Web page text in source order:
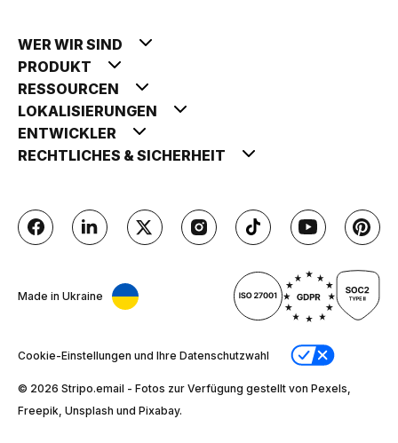
WER WIR SIND
PRODUKT
RESSOURCEN
LOKALISIERUNGEN
ENTWICKLER
RECHTLICHES & SICHERHEIT
Made in Ukraine
Cookie-Einstellungen und Ihre Datenschutzwahl
© 2026 Stripо.email - Fotos zur Verfügung gestellt von Pexels,
Freepik, Unsplash und Pixabay.